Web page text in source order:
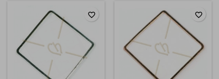
favorite_border favorite_border